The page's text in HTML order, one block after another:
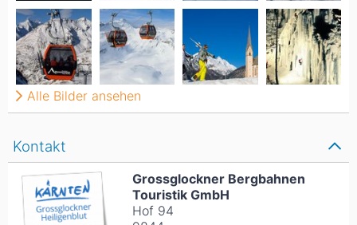
Kontakt
Grossglockner Bergbahnen
Touristik GmbH
Hof 94
Alle Bilder ansehen